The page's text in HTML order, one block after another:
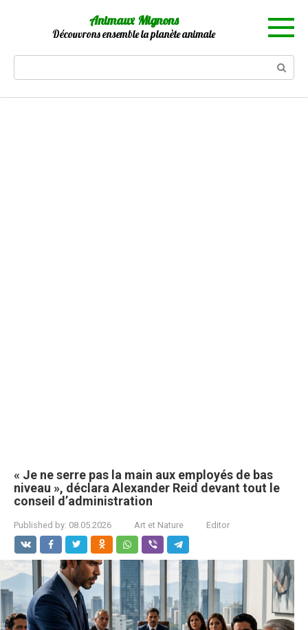
Animaux Mignons
Découvrons ensemble la planète animale
« Je ne serre pas la main aux employés de bas
niveau », déclara Alexander Reid devant tout le
conseil d’administration
Published by: 08.05.2026 Art et Nature Editor